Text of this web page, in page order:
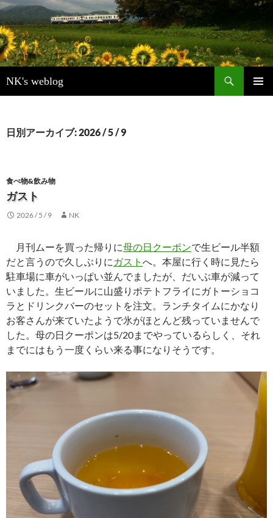
NK's weblog
索
ン
キ
ッ
日別アーカイブ: 2026 / 5 / 9
食べ物&飲み物
ガスト
2026 / 5 / 9 NK
月刊ムーを買った帰りに母の日クーポンで生ビール半額
だと言うので久しぶりに ガスト へ。本屋に行く時に見たら
駐車場に車がいっぱい並んでましたが、だいぶ車が減って
いました。生ビールに山盛りポテトフライにガトーショコ
ラとドリンクバーのセットを注文。ランチタイムにかなり
お客さんが来ていたようで氷がほとんど残っていませんで
した。母の日クーポンは5/20までやっているらしく、それ
までにはもう一度くらい来る事になりそうです。